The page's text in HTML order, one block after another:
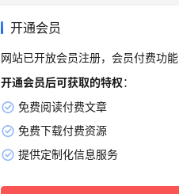
开通会员
网站已开放会员注册，会员付费功能
开通会员后可获取的特权：
免费阅读付费文章
免费下载付费资源
提供定制化信息服务